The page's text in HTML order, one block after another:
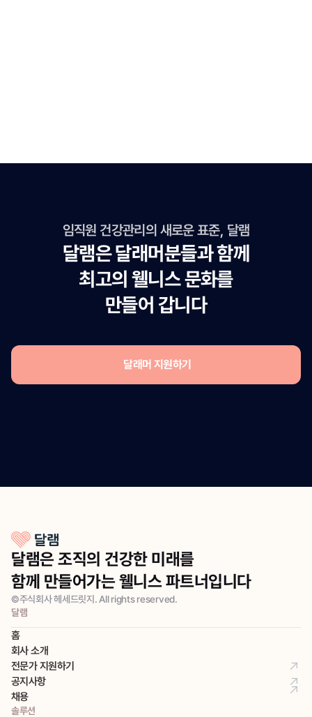
임직원 건강관리의 새로운 표준, 달램
달램은 달래머분들과 함께
최고의 웰니스 문화를
만들어 갑니다
달래머 지원하기
달램은 조직의 건강한 미래를
함께 만들어가는 웰니스 파트너입니다
©주식회사 헤세드릿지. All rights reserved.
달램
홈
회사 소개
전문가 지원하기
공지사항
채용
솔루션